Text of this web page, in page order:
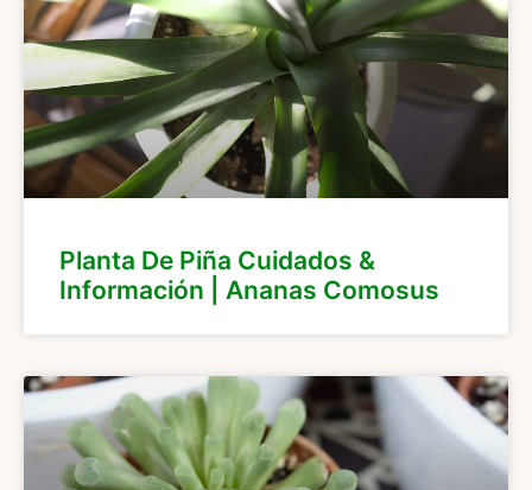
Planta De Piña Cuidados &
Información | Ananas Comosus